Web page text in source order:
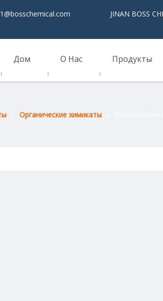
JINAN BOSS
Дом О Нас Продукты
Органические химикаты